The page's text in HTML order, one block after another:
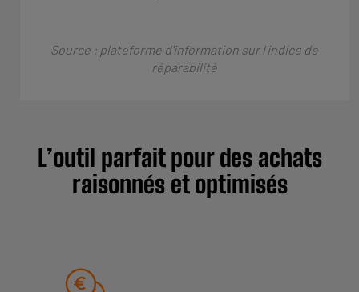
Source : plateforme d'information sur l'indice de
réparabilité
L’outil parfait pour des achats
raisonnés et optimisés